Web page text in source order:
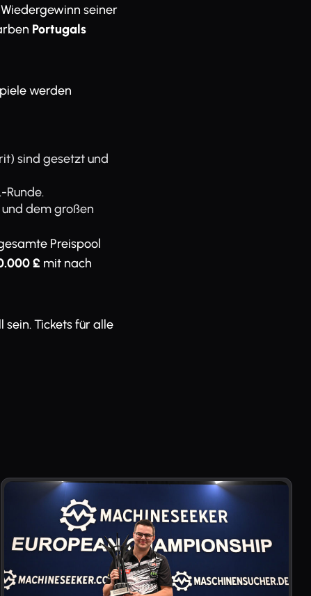
seiner
Portugals
werden
sind gesetzt und
Runde.
dem großen
Preispool
£ mit nach
Tickets für alle